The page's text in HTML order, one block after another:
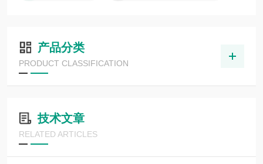
产品分类
PRODUCT CLASSIFICATION
技术文章
RELATED ARTICLES